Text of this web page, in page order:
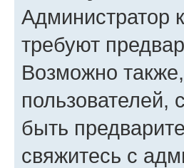
Администратор
требуют
Возможно
быть
свяжитесь с